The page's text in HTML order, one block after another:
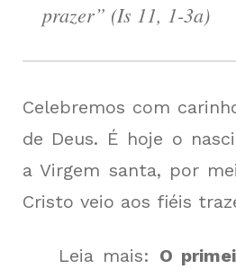
prazer” (Is 11, 1-3a)
Celebremos com
de Deus. É hoje o
a Virgem santa, por
Cristo veio aos fiéis
Leia mais: O